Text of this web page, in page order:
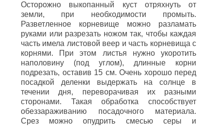
Осторожно выкопанный куст отряхнуть от
земли, при необходимости промыть.
Разветленное корневище можно разламать
руками или разрезать ножом так, чтобы каждая
часть имела листовой веер и часть корневища с
корнями. При этом листья нужно укоротить
наполовину (под углом), длинные корни
подрезать, оставив 15 см. Очень хорошо перед
посадкой деленки выдержать на солнце в
течении дня, переворачивая их разными
сторонами. Такая обработка способствует
обеззараживанию посадочного материала.
Срез можно опудрить смесью серы и